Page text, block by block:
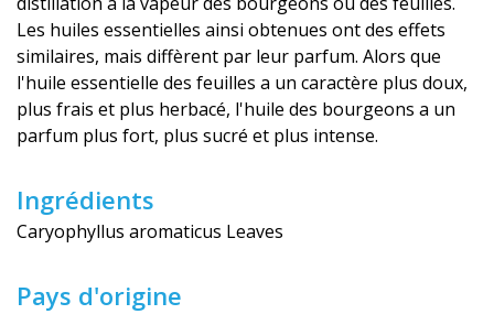
Les huiles essentielles ainsi obtenues ont des effets
similaires, mais diffèrent par leur parfum. Alors que
l'huile essentielle des feuilles a un caractère plus doux,
plus frais et plus herbacé, l'huile des bourgeons a un
parfum plus fort, plus sucré et plus intense.
Ingrédients
Caryophyllus aromaticus Leaves
Pays d'origine